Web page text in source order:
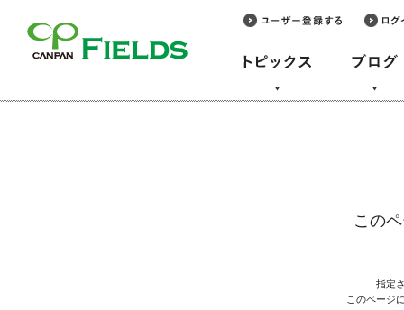
この
指定
このページ